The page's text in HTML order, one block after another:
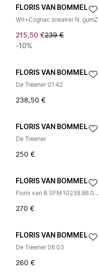
FLORIS VAN BOMMEL
Wit+Cognac sneaker N. gumZ
215,50 €239 €
-10%
FLORIS VAN BOMMEL
De Treener 01.42
238,50 €
FLORIS VAN BOMMEL
De Treener
250 €
FLORIS VAN BOMMEL
Floris van B SFM.10238.86.01 ORANJE
270 €
FLORIS VAN BOMMEL
De Treener 06.03
260 €